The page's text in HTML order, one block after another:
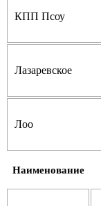
КПП Псоу
Лазаревское
Лоо
Наименование